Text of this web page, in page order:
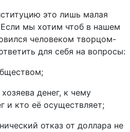
это лишь малая
мы хотим чтоб в нашем
человеком творцом-
для себя на вопросы:
денег, к чему
и кто её осуществляет;
отказ от доллара не